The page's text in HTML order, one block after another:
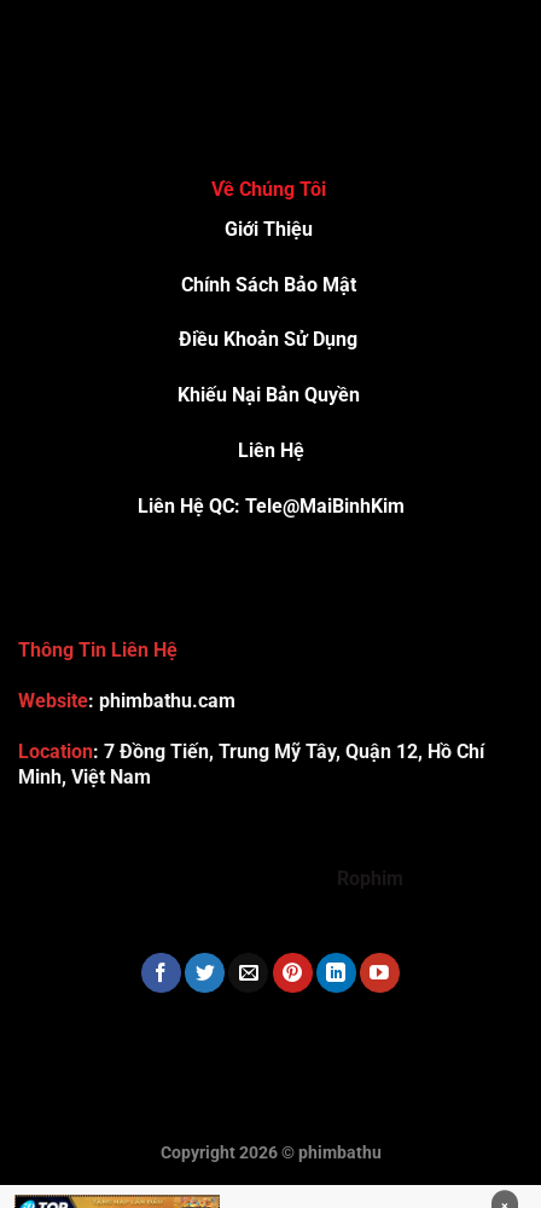
Về Chúng Tôi
Giới Thiệu
Chính Sách Bảo Mật
Điều Khoản Sử Dụng
Khiếu Nại Bản Quyền
Liên Hệ
Liên Hệ QC: Tele@MaiBinhKim
Thông Tin Liên Hệ
Website: phimbathu.cam
Location: 7 Đồng Tiến, Trung Mỹ Tây, Quận 12, Hồ Chí
Minh, Việt Nam
Rophim
Copyright 2026 ©phimbathu